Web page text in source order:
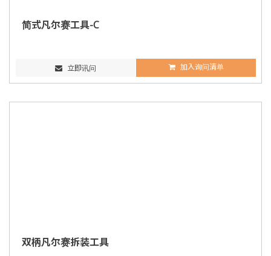
简式凡尔赛工具-C
立即讯问 加入询问清单
双柄凡尔赛拆装工具